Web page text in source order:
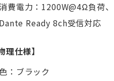
消費電力：1200W@4Ω負荷
Dante Ready 8ch受信対応
理仕様】
：ブラック